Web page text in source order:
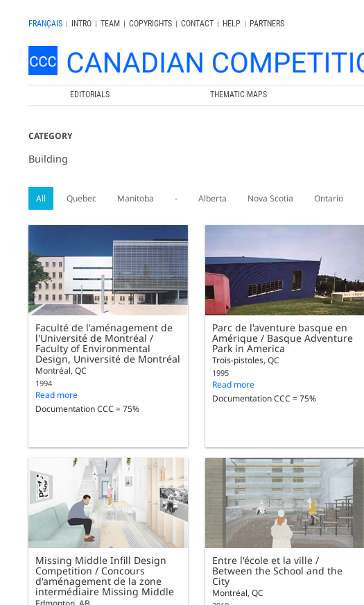
FRANÇAIS | INTRO | TEAM | COPYRIGHTS | CONTACT | HELP |
PARTNERS
EDITORIALS THEMATIC MAPS
CATEGORY
Building
All Quebec Manitoba - Alberta Nova Scotia Ontario
Faculté de l'aménagement de
l'Université de Montréal /
Faculty of Environmental
Design, Université de Montréal
Montréal, QC
1994
Read more
Documentation CCC = 75%
Parc de l'aventure basque en
Amérique / Basque Adventure
Park in America
Trois-pistoles, QC
1995
Read more
Documentation CCC = 75%
Missing Middle Infill Design
Competition / Concours
d'aménagement de la zone
intermédiaire Missing Middle
Entre l'école et la ville /
Between the School and the
City
Montréal, QC